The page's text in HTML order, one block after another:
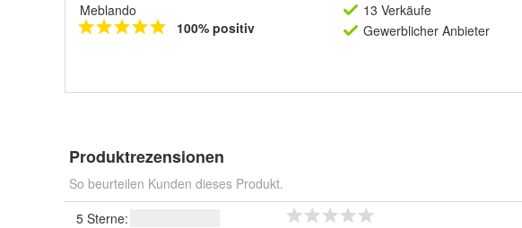
Meblando
100% positiv
13 Verkäufe
Gewerblicher Anbieter
Produktrezensionen
So beurteilen Kunden dieses Produkt.
5 Sterne: